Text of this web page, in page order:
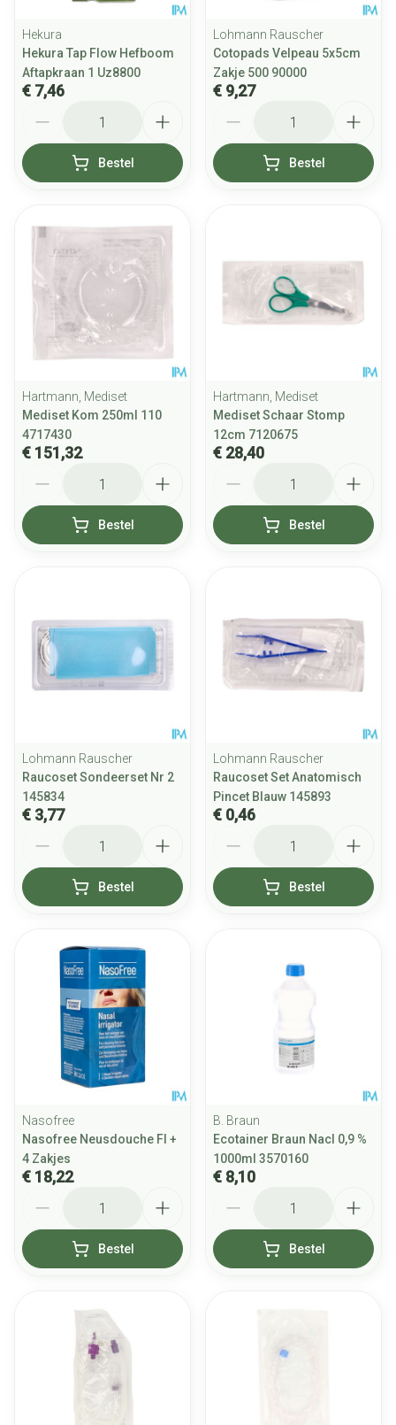
Hekura
Hekura Tap Flow Hefboom
Aftapkraan 1 Uz8800
€ 7,46
Bestel
Lohmann Rauscher
Cotopads Velpeau 5x5cm
Zakje 500 90000
€ 9,27
Bestel
Hartmann, Mediset
Mediset Kom 250ml 110
4717430
€ 151,32
Bestel
Hartmann, Mediset
Mediset Schaar Stomp
12cm 7120675
€ 28,40
Bestel
Lohmann Rauscher
Raucoset Sondeerset Nr 2
145834
€ 3,77
Bestel
Lohmann Rauscher
Raucoset Set Anatomisch
Pincet Blauw 145893
€ 0,46
Bestel
Nasofree
Nasofree Neusdouche Fl +
4 Zakjes
€ 18,22
Bestel
B. Braun
Ecotainer Braun Nacl 0,9 %
1000ml 3570160
€ 8,10
Bestel